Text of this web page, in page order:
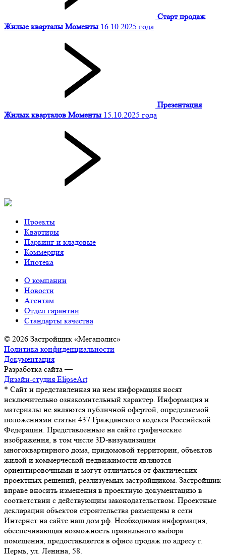
Старт продаж
Жилые кварталы Моменты 16.10.2025 года
Презентация
Жилых кварталов Моменты 15.10.2025 года
Проекты
Квартиры
Паркинг и кладовые
Коммерция
Ипотека
О компании
Новости
Агентам
Отдел гарантии
Стандарты качества
© 2026 Застройщик «Мегаполис»
Политика конфиденциальности
Документация
Разработка сайта —
Дизайн-студия ElipseArt
* Сайт и представленная на нем информация носят
исключительно ознакомительный характер. Информация и
материалы не являются публичной офертой, определяемой
положениями статьи 437 Гражданского кодекса Российской
Федерации. Представленные на сайте графические
изображения, в том числе 3D-визуализации
многоквартирного дома, придомовой территории, объектов
жилой и коммерческой недвижимости являются
ориентировочными и могут отличаться от фактических
проектных решений, реализуемых застройщиком. Застройщик
вправе вносить изменения в проектную документацию в
соответствии с действующим законодательством. Проектные
декларации объектов строительства размещены в сети
Интернет на сайте наш.дом.рф. Необходимая информация,
обеспечивающая возможность правильного выбора
помещения, предоставляется в офисе продаж по адресу г.
Пермь, ул. Ленина, 58.